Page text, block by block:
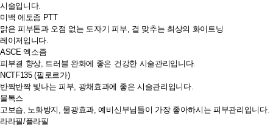
시술입니다.
미백 에토좀 PTT
맑은 피부톤과 오점 없는 도자기 피부, 결 맞추는 최상의 화이트닝
레이저입니다.
ASCE 엑소좀
피부결 향상, 트러블 완화에 좋은 건강한 시술관리입니다.
NCTF135 (필로르가)
반짝반짝 빛나는 피부, 광채효과에 좋은 시술관리입니다.
물톡스
고보습, 노화방지, 물광효과, 예비신부님들이 가장 좋아하시는 피부관리입니다.
라라필/플라필